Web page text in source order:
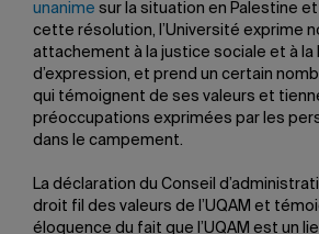
unanime sur la situation en Palestine et
cette résolution, l’Université exprime
attachement à la justice sociale et à la
d’expression, et prend un certain
qui témoignent de ses valeurs et
préoccupations exprimées par les
dans le campement.
La déclaration du Conseil
droit fil des valeurs de l’UQAM et
éloquence du fait que l’UQAM est un